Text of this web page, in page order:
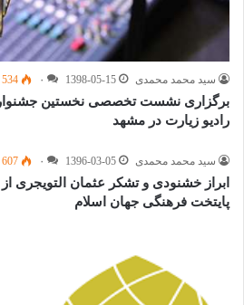
سید محمد محمدی 1398-05-15 ۰ 534
برگزاری نشست تخصصی نخستین
رادیو زیارت در مشهد
سید محمد محمدی 1396-03-05 ۰ 607
ابراز خشنودی و تشکر عثمان التویجری
پایتخت فرهنگی جهان اسلام